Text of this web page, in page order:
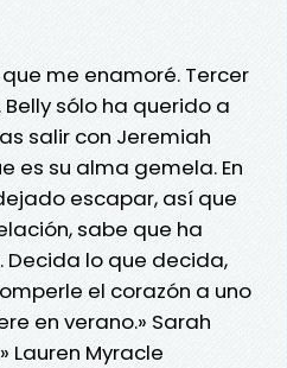
me enamoré. Tercer
sólo ha querido a
salir con Jeremiah
es su alma gemela. En
escapar, así que
sabe que ha
lo que decida,
el corazón a uno
en verano.» Sarah
Lauren Myracle